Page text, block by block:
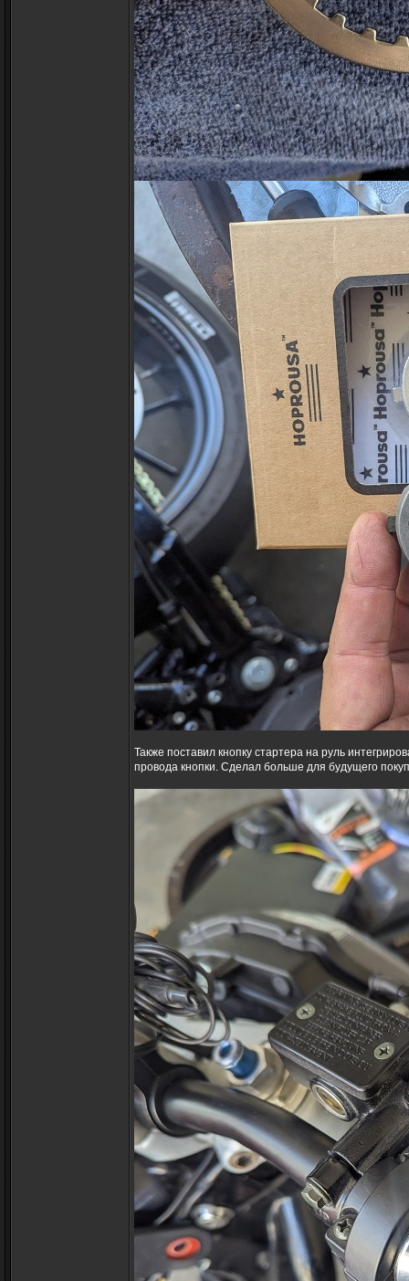
Также поставил кнопку стартера на руль
провода кнопки. Сделал больше для будущего